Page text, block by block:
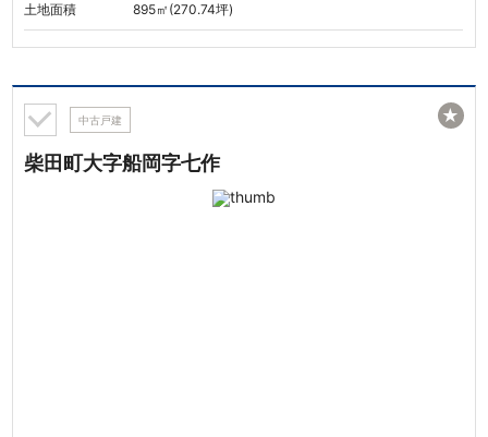
土地面積 895㎡(270.74坪)
中古戸建
柴田町大字船岡字七作
★